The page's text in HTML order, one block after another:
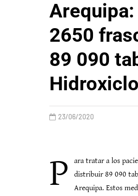
2650
89 090
23/06/2020
P
ara tratar a los
distribuir 89 090
Arequipa. Estos